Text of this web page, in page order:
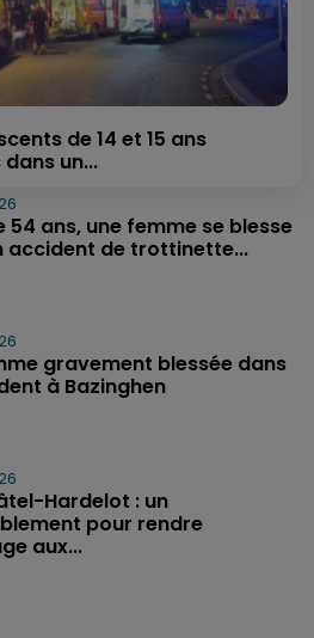
de 14 et 15 ans
un...
54 ans, une femme se blesse
accident de trottinette...
gravement blessée dans
à Bazinghen
Hardelot : un
pour rendre
aux...